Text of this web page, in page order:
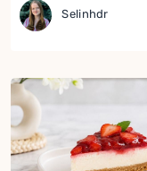
Selinhdr